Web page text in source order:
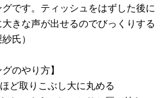
です。ティッシュをはずした後に
きな声が出せるのでびっくりする
氏）
のやり方】
ど取りこぶし大に丸める